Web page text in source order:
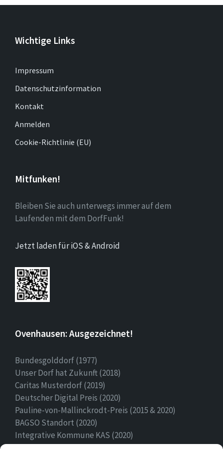
Wichtige Links
Impressum
Datenschutzinformation
Kontakt
Anmelden
Cookie-Richtlinie (EU)
Mitfunken!
Bleiben Sie auch unterwegs immer auf dem
Laufenden mit dem DorfFunk!
Jetzt laden für iOS & Android
Ovenhausen: Ausgezeichnet!
Bundesgolddorf (1977)
Unser Dorf hat Zukunft (2018)
Caritas Musterdorf (2019)
Deutscher Digital Preis (2020)
Pauline-von-Mallinckrodt-Preis (2015 & 2020)
BAGSO Standort (2020)
Integrative Kommune KAS (2020)